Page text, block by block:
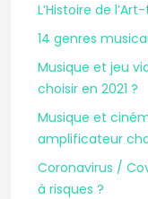
L’Histoire de
14 genres
Musique et jeu
choisir en 2021 ?
Musique et
amplificateur
Coronavirus /
à risques ?